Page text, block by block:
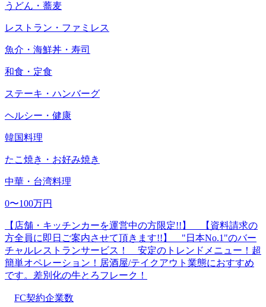
うどん・蕎麦
レストラン・ファミレス
魚介・海鮮丼・寿司
和食・定食
ステーキ・ハンバーグ
ヘルシー・健康
韓国料理
たこ焼き・お好み焼き
中華・台湾料理
0〜100万円
【店舗・キッチンカーを運営中の方限定!!】 【資料請求の
方全員に即日ご案内させて頂きます!!】 "日本No.1"のバー
チャルレストランサービス！ 安定のトレンドメニュー！超
簡単オペレーション！居酒屋/テイクアウト業態におすすめ
です。差別化の牛とろフレーク！
FC契約企業数